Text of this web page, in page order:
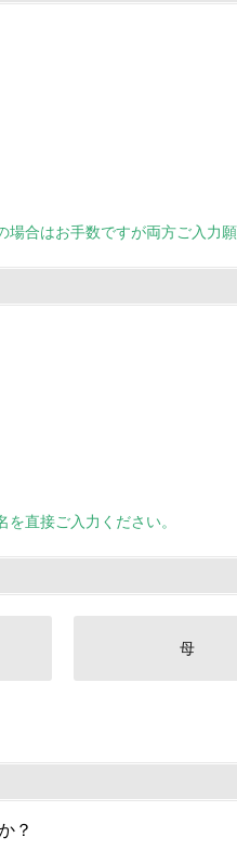
合はお手数ですが両方ご入力
直接ご入力ください。
母
？